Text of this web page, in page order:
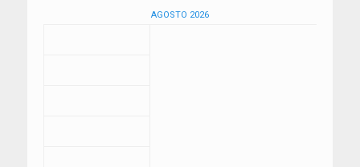
AGOSTO 2026